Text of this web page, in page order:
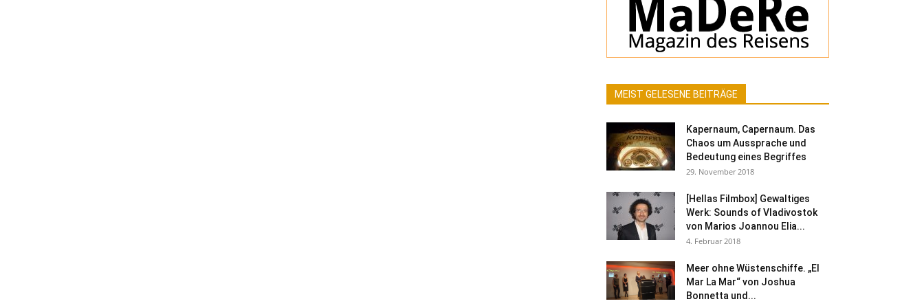
MEIST GELESENE BEITRÄGE
Kapernaum, Capernaum. Das
Chaos um Aussprache und
Bedeutung eines Begriffes
29. November 2018
[Hellas Filmbox] Gewaltiges
Werk: Sounds of Vladivostok
von Marios Joannou Elia...
4. Februar 2018
Meer ohne Wüstenschiffe. „El
Mar La Mar“ von Joshua
Bonnetta und...